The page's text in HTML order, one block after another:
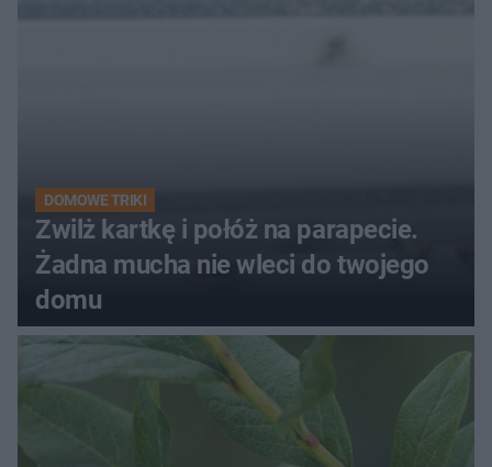
DOMOWE TRIKI
Zwilż kartkę i połóż na parapecie.
Żadna mucha nie wleci do twojego
domu